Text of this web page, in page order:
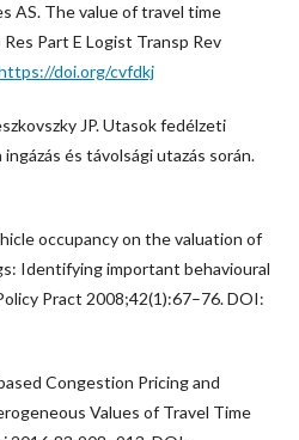
AS. The value of travel time
Part E Logist Transp Rev
doi.org/cvfdkj
JP. Utasok fedélzeti
és távolsági utazás során.
occupancy on the valuation of
Identifying important behavioural
Pract 2008;42(1):67–76. DOI:
Congestion Pricing and
Values of Travel Time